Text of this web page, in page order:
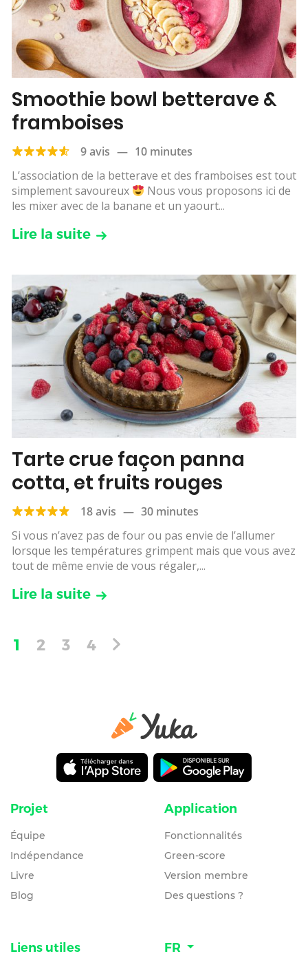
Smoothie bowl betterave &
framboises
9 avis — 10 minutes
L’association de la betterave et des framboises est tout
simplement savoureux
Nous vous proposons ici de
les mixer avec de la banane et un yaourt...
Lire la suite
Tarte crue façon panna
cotta, et fruits rouges
18 avis — 30 minutes
Si vous n’avez pas de four ou pas envie de l’allumer
lorsque les températures grimpent mais que vous avez
tout de même envie de vous régaler,...
Lire la suite
1 2 3 4
Projet
Équipe
Indépendance
Livre
Blog
Application
Fonctionnalités
Green-score
Version membre
Des questions ?
Liens utiles FR